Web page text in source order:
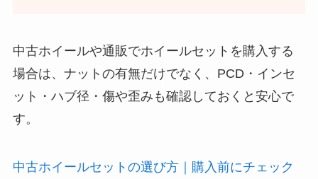
中古ホイールや通販でホイールセットを購入する
場合は、ナットの有無だけでなく、PCD・インセ
ット・ハブ径・傷や歪みも確認しておくと安心で
す。
中古ホイールセットの選び方｜購入前にチェック